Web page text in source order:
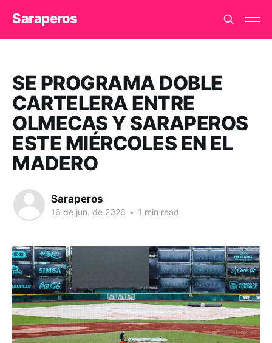
Saraperos
SE PROGRAMA DOBLE
CARTELERA ENTRE
OLMECAS Y SARAPEROS
ESTE MIÉRCOLES EN EL
MADERO
Saraperos
16 de jun. de 2026 • 1 min read